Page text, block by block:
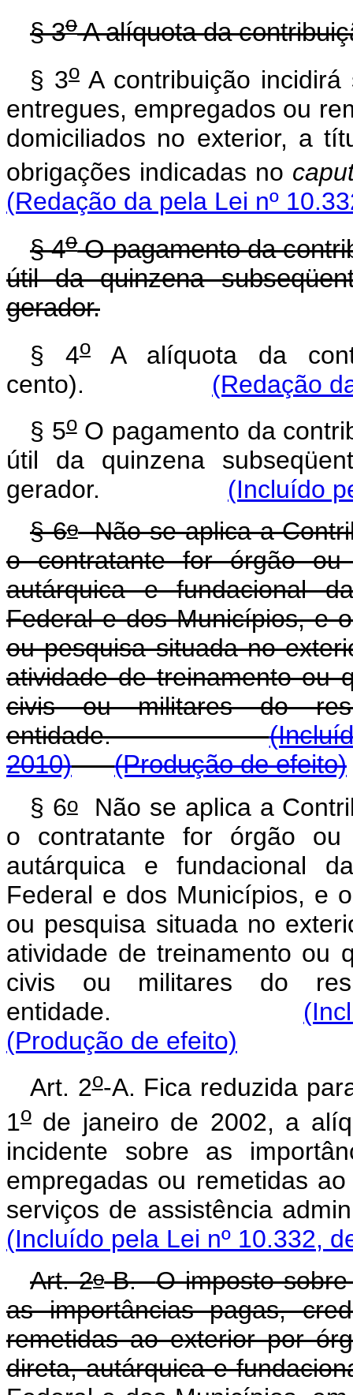
§ 3oA alíquota da
§ 3o A contribuição
entregues, empregados ou
domiciliados no exterior, a
obrigações indicadas no
(Redação da pela Lei nº
§ 4oO pagamento da
útil da quinzena
gerador.
§ 4oA alíquota da
cento). (Redação
§ 5oO pagamento da
útil da quinzena
gerador. (Incluído
§ 6oNão se aplica a
o contratante for órgão ou
autárquica e fundacional
Federal e dos Municípios, e
ou pesquisa situada no
atividade de treinamento ou
civis ou militares do
entidade.
2010)
(Produção de efeito)
§ 6oNão se aplica a
o contratante for órgão ou
autárquica e fundacional
Federal e dos Municípios, e
ou pesquisa situada no
atividade de treinamento ou
civis ou militares do
entidade.
(Produção de efeito)
Art. 2o-A. Fica reduzida
1o de janeiro de 2002, a
incidente sobre as
empregadas ou remetidas
serviços de assistência
(Incluído pela Lei nº 10.332,
Art. 2o-B.O imposto
as importâncias pagas,
remetidas ao exterior por
direta, autárquica e